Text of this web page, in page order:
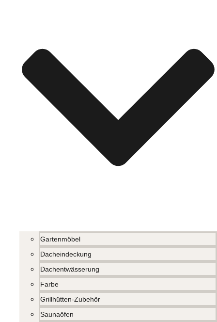
Gartenmöbel
Dacheindeckung
Dachentwässerung
Farbe
Grillhütten-Zubehör
Saunaöfen